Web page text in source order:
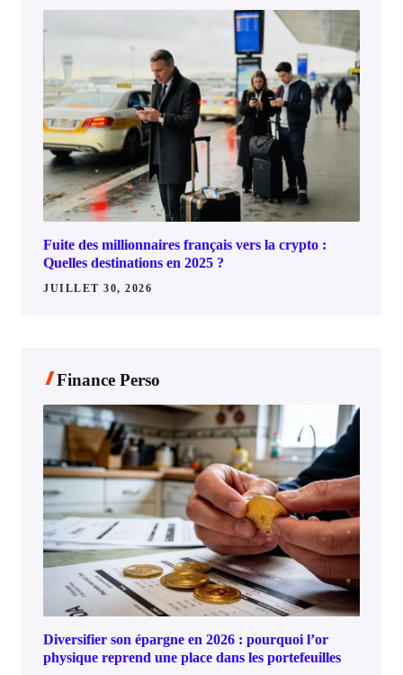
Fuite des millionnaires français vers la crypto :
Quelles destinations en 2025 ?
JUILLET 30, 2026
Finance Perso
Diversifier son épargne en 2026 : pourquoi l’or
physique reprend une place dans les portefeuilles